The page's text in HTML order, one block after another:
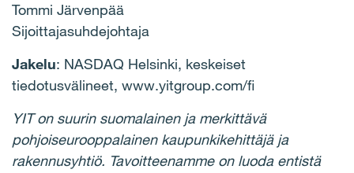
Tommi Järvenpää
Sijoittajasuhdejohtaja
Jakelu: NASDAQ Helsinki, keskeiset
tiedotusvälineet, www.yitgroup.com/fi
YIT on suurin suomalainen ja merkittävä
pohjoiseurooppalainen kaupunkikehittäjä ja
rakennusyhtiö. Tavoitteenamme on luoda entistä